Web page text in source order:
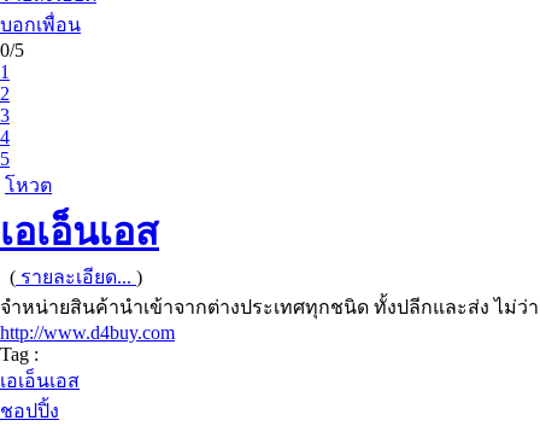
บอกเพื่อน
0/5
1
2
3
4
5
โหวต
เอเอ็นเอส
( รายละเอียด... )
จำหน่ายสินค้านำเข้าจากต่างประเทศทุกชนิด ทั้งปลีกและส่ง ไม่ว่
http://www.d4buy.com
Tag :
เอเอ็นเอส
ชอปปิ้ง